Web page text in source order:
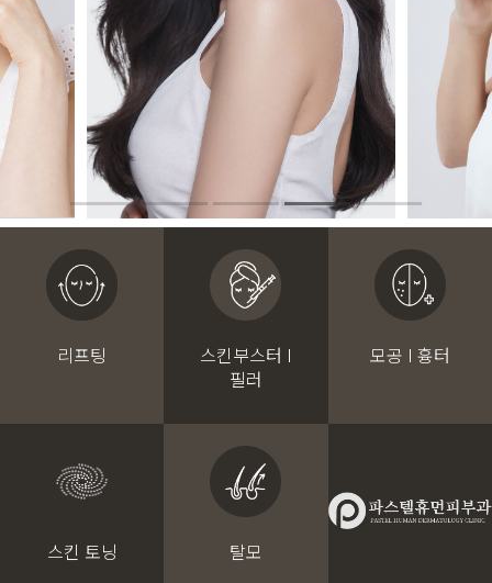
리프팅
스킨부스터 I
필러
모공 I 흉터
스킨 토닝 탈모